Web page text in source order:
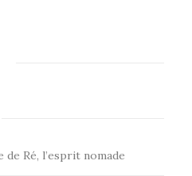
Ré, l’esprit nomade